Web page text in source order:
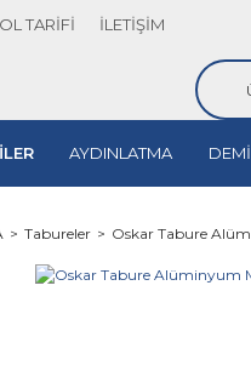
TARİFİ İLETİŞİM
AYDINLATMA
Tabureler Oskar Tabure